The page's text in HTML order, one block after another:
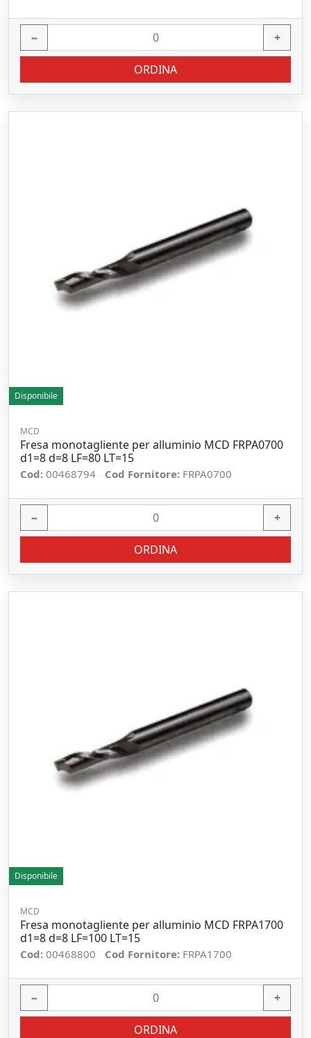
− +
ORDINA
Disponibile
MCD
Fresa monotagliente per alluminio MCD FRPA0700
d1=8 d=8 LF=80 LT=15
Cod: 00468794 Cod Fornitore: FRPA0700
− +
ORDINA
Disponibile
MCD
Fresa monotagliente per alluminio MCD FRPA1700
d1=8 d=8 LF=100 LT=15
Cod: 00468800 Cod Fornitore: FRPA1700
− +
ORDINA